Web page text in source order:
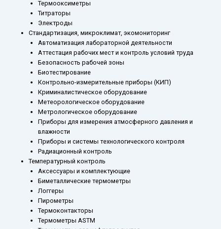
Термооксиметры
Титраторы
Электроды
Стандартизация, микроклимат, экомониторинг
Автоматизация лабораторной деятельности
Аттестация рабочих мест и контроль условий труда
Безопасность рабочей зоны
Биотестирование
Контрольно-измерительные приборы (КИП)
Криминалистическое оборудование
Метеорологическое оборудование
Метрологическое оборудование
Приборы для измерения атмосферного давления и
влажности
Приборы и системы технологического контроля
Радиационный контроль
Температурный контроль
Аксессуары и комплектующие
Биметаллические термометры
Логгеры
Пирометры
Термоконтакторы
Термометры ASTM